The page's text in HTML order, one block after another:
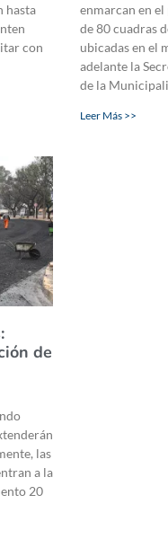
hasta
con
enmarcan en
de 80 cuadras
ubicadas en el
adelante la
de la
Leer Más >>
de
las
a la
20